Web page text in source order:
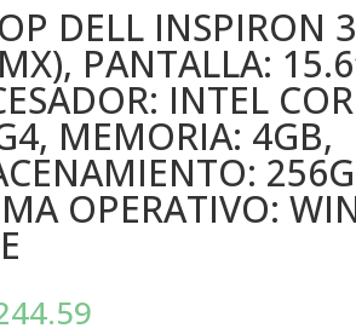
DELL INSPIRON
PANTALLA:
INTEL
MEMORIA: 4GB,
OPERATIVO: